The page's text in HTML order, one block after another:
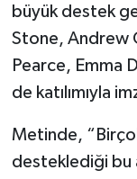
büyük destek
Stone, Andrew
Pearce, Emma
de katılımıyla
Metinde,
desteklediği bu